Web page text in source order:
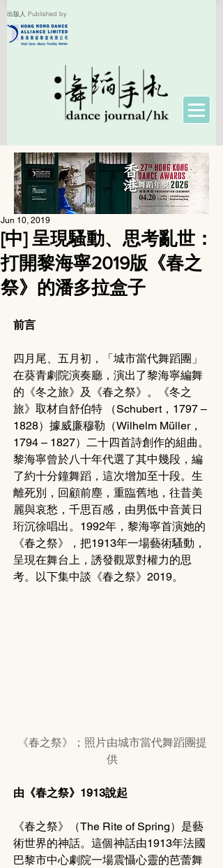
出版人 Published by
[中] 呈現騷動、思考亂世：
打開黎海寧2019版《春之
祭》的潘多拉盒子
Jun 10, 2019
前言
四月尾、五月初，「城市當代舞蹈團」
在葵青劇院演奏廳，演出了黎海寧編舞
的《冬之旅》及《春之祭》。《冬之
旅》取材自舒伯特 （Schubert，1797 –
1828）據威廉穆勒（Wilhelm Müller，
1794 – 1827）二十四首詩創作的組曲。
黎海寧曾於八十年代選了其中幾段，編
了約十分鐘舞蹈，這次增加至十段。生
離死別，回顧前塵，重臨舊地，往昔美
麗與哀愁，千思百感，由男低中音黃日
珩沉徐唱出。1992年，黎海寧首演她的
《春之祭》，把1913年一場藝術騷動，
呈現在舞台上，誘發觀眾對權力的思
考。以下集中談《春之祭》2019。
《春之祭》；照片由城市當代舞蹈團提
供
由《春之祭》1913說起
《春之祭》（The Rite of Spring）是藝
術世界的神話。這個神話由1913年法國
巴黎市中心劇院一場震懾心靈的芭蕾舞